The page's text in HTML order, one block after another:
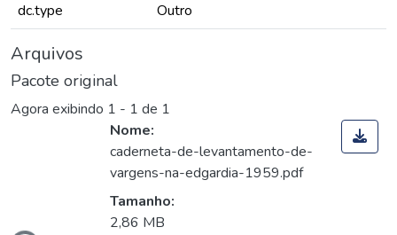
dc.type
Outro
Arquivos
Pacote original
Agora exibindo 1 - 1 de 1
Nome:
caderneta-de-levantamento-de-
vargens-na-edgardia-1959.pdf
Tamanho:
2,86 MB